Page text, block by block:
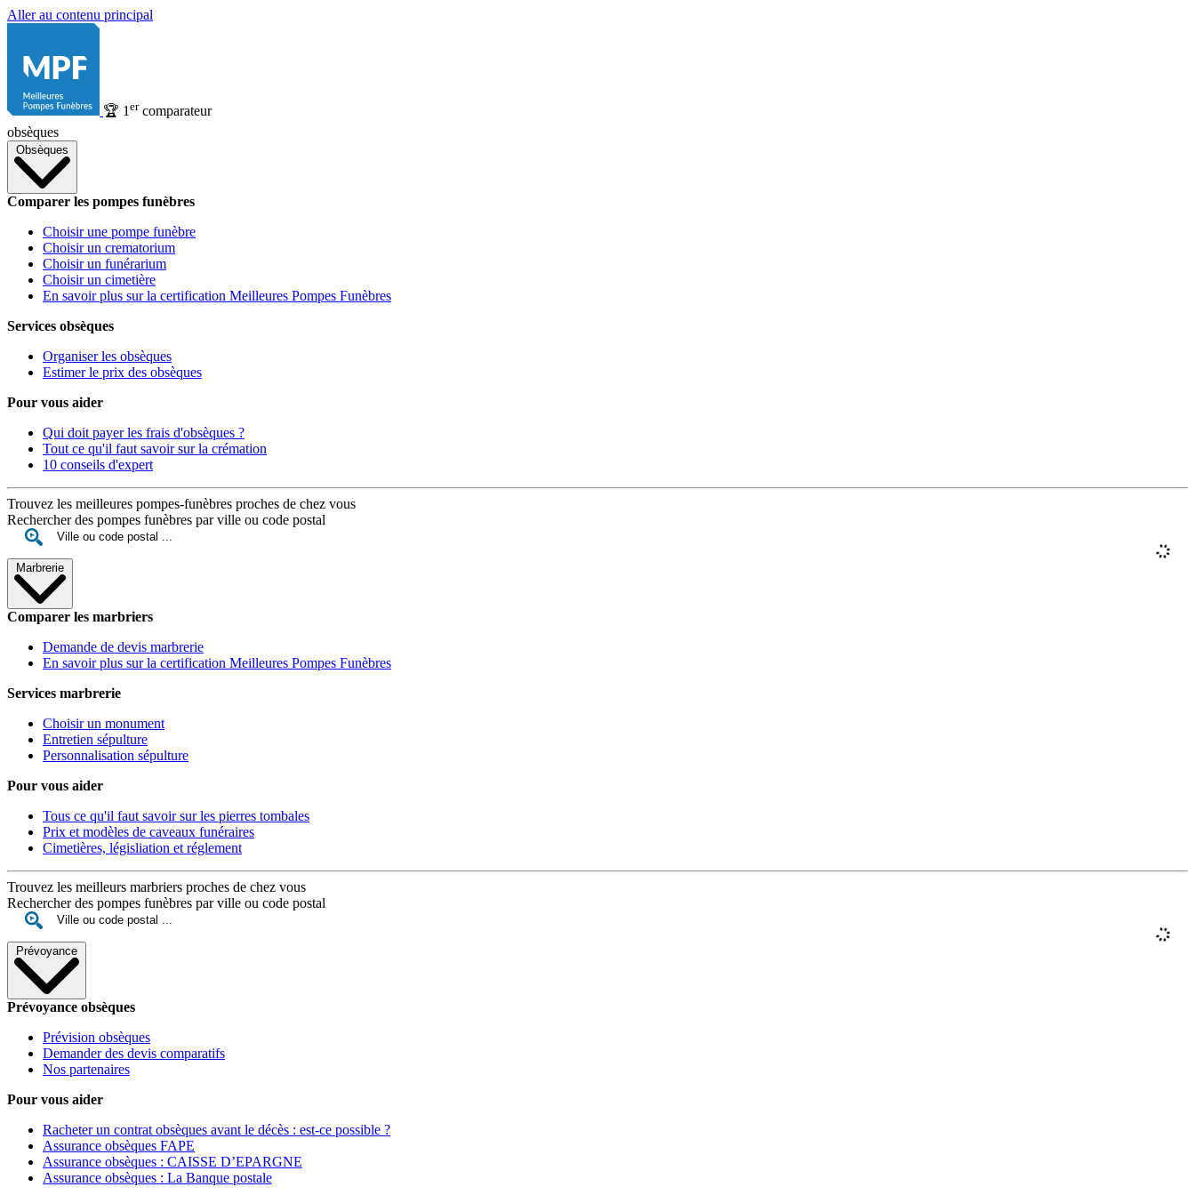
Aller au contenu principal
🏆 1 ercomparateur
obsèques
Obsèques
Comparer les pompes funèbres
Choisir une pompe funèbre
Choisir un crematorium
Choisir un funérarium
Choisir un cimetière
En savoir plus sur la certification Meilleures Pompes Funèbres
Services obsèques
Organiser les obsèques
Estimer le prix des obsèques
Pour vous aider
Qui doit payer les frais d'obsèques ?
Tout ce qu'il faut savoir sur la crémation
10 conseils d'expert
Trouvez les meilleures pompes-funèbres proches de chez vous
Rechercher des pompes funèbres par ville ou code postal
Marbrerie
Comparer les marbriers
Demande de devis marbrerie
En savoir plus sur la certification Meilleures Pompes Funèbres
Services marbrerie
Choisir un monument
Entretien sépulture
Personnalisation sépulture
Pour vous aider
Tous ce qu'il faut savoir sur les pierres tombales
Prix et modèles de caveaux funéraires
Cimetières, législiation et réglement
Trouvez les meilleurs marbriers proches de chez vous
Rechercher des pompes funèbres par ville ou code postal
Prévoyance
Prévoyance obsèques
Prévision obsèques
Demander des devis comparatifs
Nos partenaires
Pour vous aider
Racheter un contrat obsèques avant le décès : est-ce possible ?
Assurance obsèques FAPE
Assurance obsèques : CAISSE D’EPARGNE
Assurance obsèques : La Banque postale